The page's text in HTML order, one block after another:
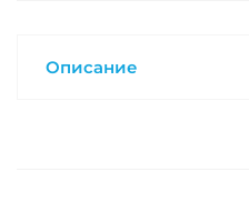
Описание